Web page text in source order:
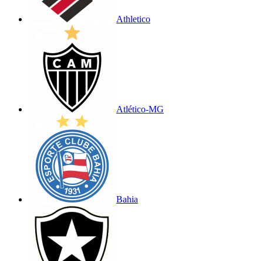
Athletico
Atlético-MG
Bahia